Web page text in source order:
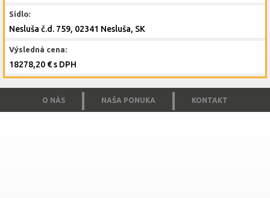
Sídlo:
Nesluša č.d. 759, 02341 Nesluša, SK
Výsledná cena:
18278,20 € s DPH
O NÁS NAŠA PONUKA KONTAKT